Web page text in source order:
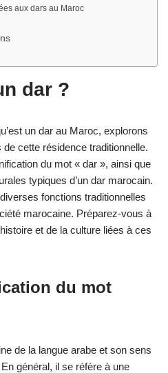
aux dars au Maroc
dar ?
un dar au Maroc, explorons
cette résidence traditionnelle.
du mot « dar », ainsi que
typiques d’un dar marocain.
fonctions traditionnelles
marocaine. Préparez-vous à
et de la culture liées à ces
du mot
de la langue arabe et son sens
général, il se réfère à une